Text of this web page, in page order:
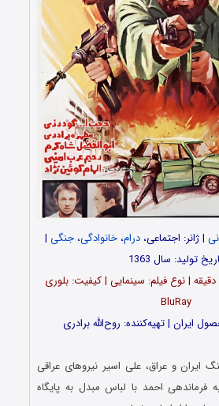
| ژانر: اجتماعی، درام، خانوادگی، جنگی |
تولید: سال 1363
مدت‌‌ زمان پخش: 95 دقیقه | نوع فیلم: سینمایی | کیفیت: بلوری
BluRay
ایران و عراق، علی اسیر نیروهای عراقی
احمد با لباس مبدل به پایگاه